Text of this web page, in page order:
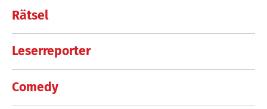
Rätsel
Leserreporter
Comedy